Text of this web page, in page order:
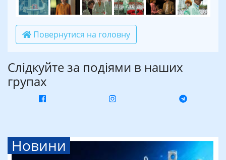
Повернутися на головну
Слідкуйте за подіями в наших
групах
Новини